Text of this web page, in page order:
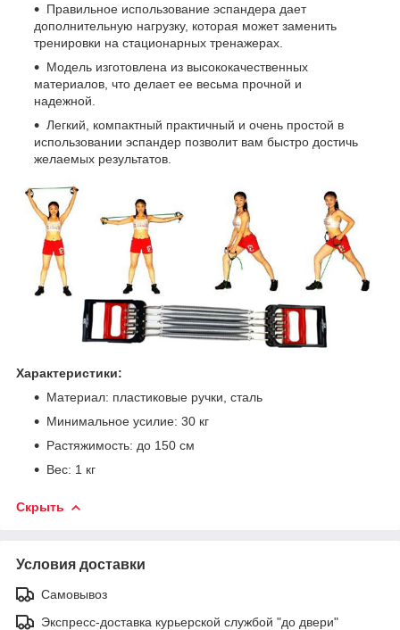
Правильное использование эспандера дает
дополнительную нагрузку, которая может заменить
тренировки на стационарных тренажерах.
Модель изготовлена из высококачественных
материалов, что делает ее весьма прочной и
надежной.
Легкий, компактный практичный и очень простой в
использовании эспандер позволит вам быстро достичь
желаемых результатов.
Характеристики:
Материал: пластиковые ручки, сталь
Минимальное усилие: 30 кг
Растяжимость: до 150 см
Вес: 1 кг
Скрыть
Условия доставки
Самовывоз
Экспресс-доставка курьерской службой "до двери"